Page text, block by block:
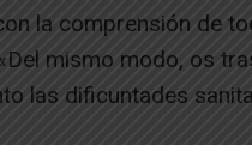
la comprensión de
mismo modo, os
las dificuntades